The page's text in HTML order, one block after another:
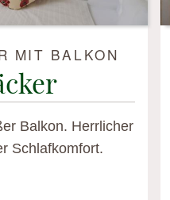
MIT BALKON
Balkon. Herrlicher
Schlafkomfort.